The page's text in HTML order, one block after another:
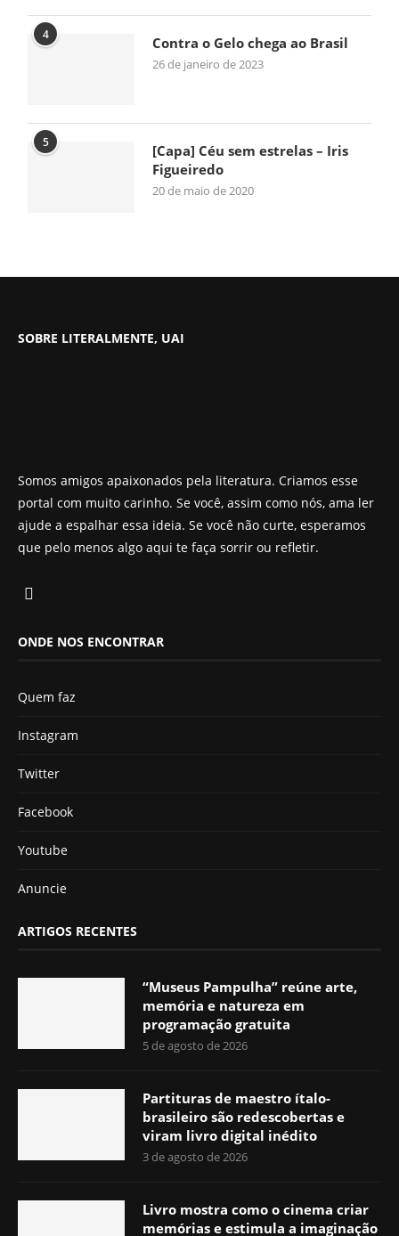
4 Contra o Gelo chega ao Brasil
26 de janeiro de 2023
5
[Capa] Céu sem estrelas – Iris
Figueiredo
20 de maio de 2020
SOBRE LITERALMENTE, UAI
Somos amigos apaixonados pela literatura. Criamos esse
portal com muito carinho. Se você, assim como nós, ama ler
ajude a espalhar essa ideia. Se você não curte, esperamos
que pelo menos algo aqui te faça sorrir ou refletir.
ONDE NOS ENCONTRAR
Quem faz
Instagram
Twitter
Facebook
Youtube
Anuncie
ARTIGOS RECENTES
“Museus Pampulha” reúne arte,
memória e natureza em
programação gratuita
5 de agosto de 2026
Partituras de maestro ítalo-
brasileiro são redescobertas e
viram livro digital inédito
3 de agosto de 2026
Livro mostra como o cinema criar
memórias e estimula a imaginação